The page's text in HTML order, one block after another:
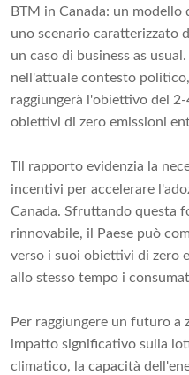
BTM in Canada: un
uno scenario caratterizzato
un caso di business as
nell'attuale contesto
raggiungerà l'obiettivo del
obiettivi di zero emissioni
Il rapporto evidenzia la
incentivi per accelerare
Canada. Sfruttando questa
rinnovabile, il Paese può
verso i suoi obiettivi di zero
allo stesso tempo i
Per raggiungere un futuro a
impatto significativo sulla
climatico, la capacità